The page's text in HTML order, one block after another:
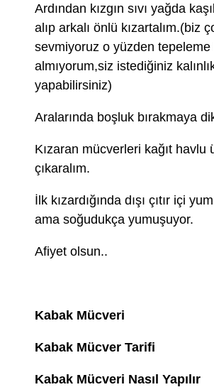
Ardından kızgın sıvı yağda
alıp arkalı önlü kızartalım.(biz
sevmiyoruz o yüzden tepeleme
almıyorum,siz istediğiniz
yapabilirsiniz)
Aralarında boşluk bırakmaya
Kızaran mücverleri kağıt havlu
çıkaralım.
İlk kızardığında dışı çıtır içi
ama soğudukça yumuşuyor.
Afiyet olsun..
Kabak Mücveri
Kabak Mücver Tarifi
Kabak Mücveri Nasıl Yapılır